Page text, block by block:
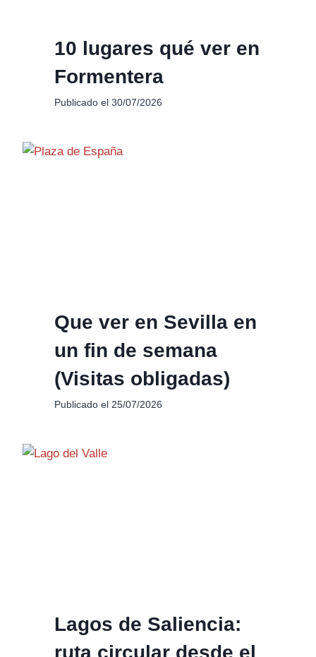
10 lugares qué ver en
Formentera
Publicado el 30/07/2026
Que ver en Sevilla en
un fin de semana
(Visitas obligadas)
Publicado el 25/07/2026
Lagos de Saliencia:
ruta circular desde el